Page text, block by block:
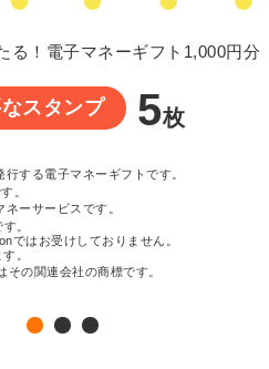
る！電子マネーギフト1,000円分
スタンプ 5枚
する電子マネーギフトです。
。
ーサービスです。
。
ではお受けしておりません。
。
の関連会社の商標です。